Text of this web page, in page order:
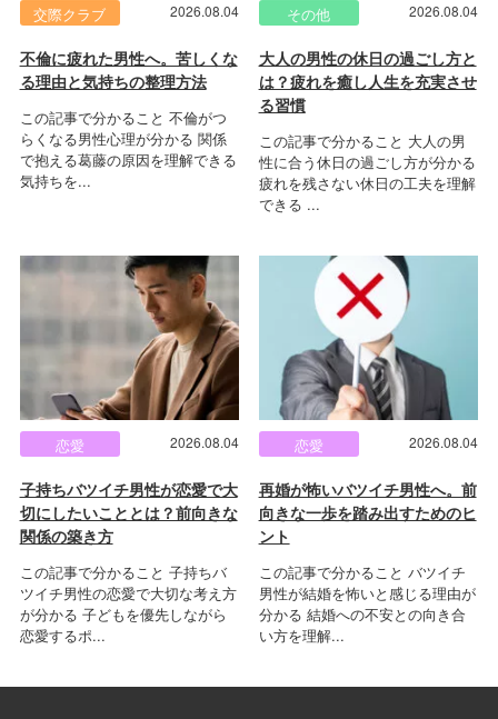
交際クラブ 2026.08.04
不倫に疲れた男性へ。苦しくな
る理由と気持ちの整理方法
この記事で分かること 不倫がつ
らくなる男性心理が分かる 関係
で抱える葛藤の原因を理解できる
気持ちを...
その他 2026.08.04
大人の男性の休日の過ごし方と
は？疲れを癒し人生を充実させ
る習慣
この記事で分かること 大人の男
性に合う休日の過ごし方が分かる
疲れを残さない休日の工夫を理解
できる ...
恋愛 2026.08.04
子持ちバツイチ男性が恋愛で大
切にしたいこととは？前向きな
関係の築き方
この記事で分かること 子持ちバ
ツイチ男性の恋愛で大切な考え方
が分かる 子どもを優先しながら
恋愛するポ...
恋愛 2026.08.04
再婚が怖いバツイチ男性へ。前
向きな一歩を踏み出すためのヒ
ント
この記事で分かること バツイチ
男性が結婚を怖いと感じる理由が
分かる 結婚への不安との向き合
い方を理解...